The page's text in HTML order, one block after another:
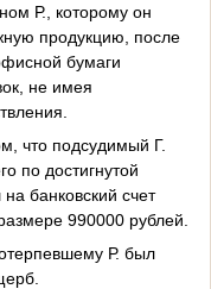
Р., которому он
продукцию, после
бумаги
не имея
что подсудимый Г.
по достигнутой
банковский счет
990000 рублей.
Р. был